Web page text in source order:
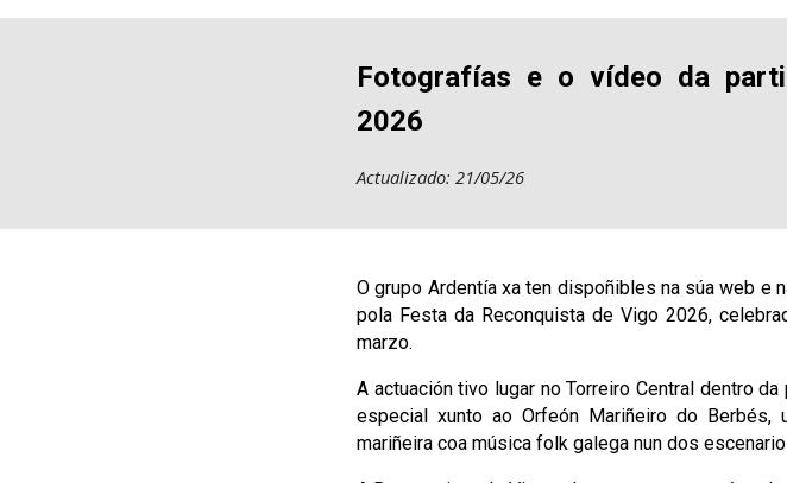
Fotografías e o vídeo da
2026
Actualizado: 21/05/26
O grupo Ardentía xa ten dispoñibles na súa web
pola Festa da Reconquista de Vigo 2026,
marzo.
A actuación tivo lugar no Torreiro Central dentro
especial xunto ao Orfeón Mariñeiro do Berbés,
mariñeira coa música folk galega nun dos